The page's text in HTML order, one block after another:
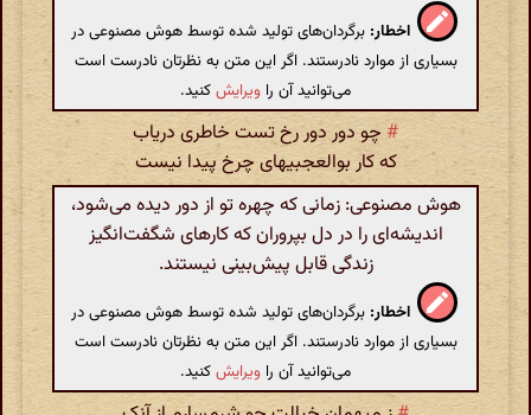
اخطار: برگردان‌های تولید شده توسط هوش مصنوعی در
بسیاری از موارد نادرستند. اگر این متن به نظرتان نادرست است
می‌توانید آن را ویرایشکنید.
# چو دور دور رخ تست خاطری دریاب
که کار بوالعجبیهای چرخ پیدا نیست
هوش مصنوعی: زمانی که چهره تو از دور دیده می‌شود،
اندیشه‌ای را در دل بپروران که کارهای شگفت‌انگیز
زندگی قابل پیش‌بینی نیستند.
اخطار: برگردان‌های تولید شده توسط هوش مصنوعی در
بسیاری از موارد نادرستند. اگر این متن به نظرتان نادرست است
می‌توانید آن را ویرایشکنید.